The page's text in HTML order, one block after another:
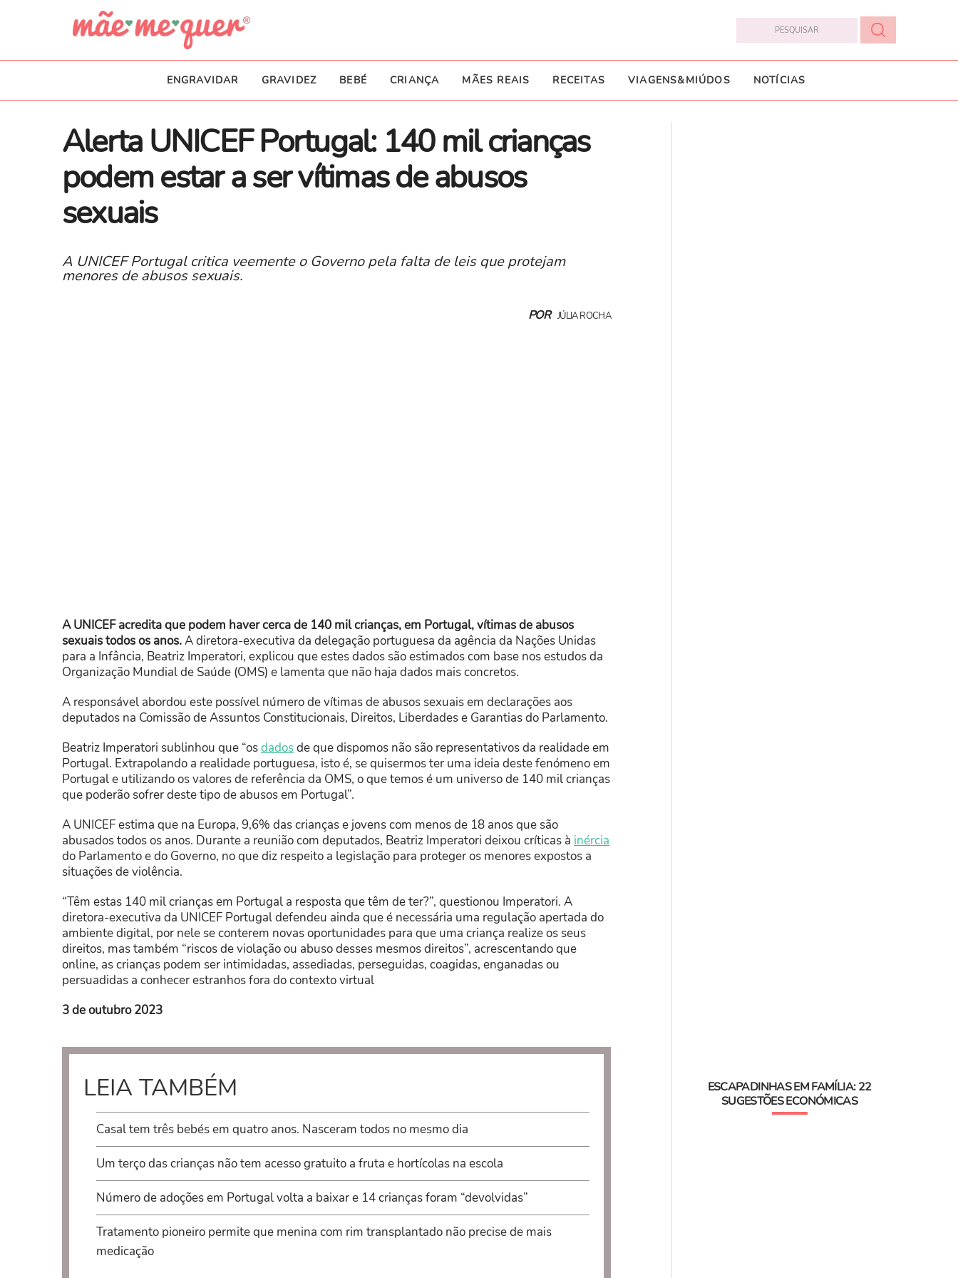
ENGRAVIDAR GRAVIDEZ BEBÉ CRIANÇA MÃES REAIS RECEITAS VIAGENS&MIÚDOS NOTÍCIAS
Alerta UNICEF Portugal: 140 mil crianças
podem estar a ser vítimas de abusos
sexuais
A UNICEF Portugal critica veemente o Governo pela falta de leis que protejam
menores de abusos sexuais.
POR JÚLIA ROCHA
A UNICEF acredita que podem haver cerca de 140 mil crianças, em Portugal, vítimas de abusos
sexuais todos os anos.A diretora-executiva da delegação portuguesa da agência da Nações Unidas
para a Infância, Beatriz Imperatori, explicou que estes dados são estimados com base nos estudos da
Organização Mundial de Saúde (OMS) e lamenta que não haja dados mais concretos.
A responsável abordou este possível número de vítimas de abusos sexuais em declarações aos
deputados na Comissão de Assuntos Constitucionais, Direitos, Liberdades e Garantias do Parlamento.
Beatriz Imperatori sublinhou que “osdadosde que dispomos não são representativos da realidade em
Portugal. Extrapolando a realidade portuguesa, isto é, se quisermos ter uma ideia deste fenómeno em
Portugal e utilizando os valores de referência da OMS, o que temos é um universo de 140 mil crianças
que poderão sofrer deste tipo de abusos em Portugal”.
A UNICEF estima que na Europa, 9,6% das crianças e jovens com menos de 18 anos que são
abusados todos os anos. Durante a reunião com deputados, Beatriz Imperatori deixou críticas à inércia
do Parlamento e do Governo, no que diz respeito a legislação para proteger os menores expostos a
situações de violência.
“Têm estas 140 mil crianças em Portugal a resposta que têm de ter?”, questionou Imperatori. A
diretora-executiva da UNICEF Portugal defendeu ainda que é necessária uma regulação apertada do
ambiente digital, por nele se conterem novas oportunidades para que uma criança realize os seus
direitos, mas também “riscos de violação ou abuso desses mesmos direitos”, acrescentando que
online, as crianças podem ser intimidadas, assediadas, perseguidas, coagidas, enganadas ou
persuadidas a conhecer estranhos fora do contexto virtual
3 de outubro 2023
LEIA TAMBÉM
Casal tem três bebés em quatro anos. Nasceram todos no mesmo dia
Um terço das crianças não tem acesso gratuito a fruta e hortícolas na escola
Número de adoções em Portugal volta a baixar e 14 crianças foram “devolvidas”
Tratamento pioneiro permite que menina com rim transplantado não precise de mais
medicação
ESCAPADINHAS EM FAMÍLIA: 22
SUGESTÕES ECONÓMICAS